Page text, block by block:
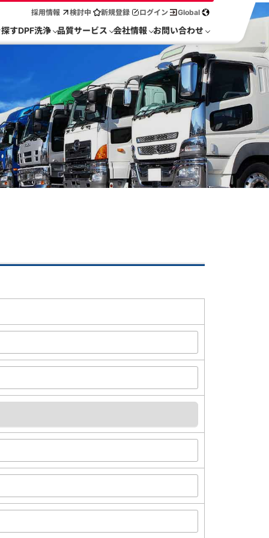
採用情報 検討中 新規登録 ログイン Global
すDPF洗浄 品質サービス 会社情報 お問い合わせ